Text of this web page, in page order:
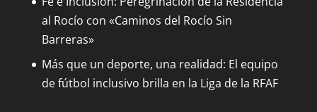
al Rocío con «Caminos del Rocío Sin
Barreras»
Más que un deporte, una realidad: El equipo
de fútbol inclusivo brilla en la Liga de la RFAF